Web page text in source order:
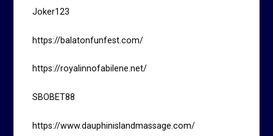
Joker123
https://balatonfunfest.com/
https://royalinnofabilene.net/
SBOBET88
https://www.dauphinislandmassage.com/